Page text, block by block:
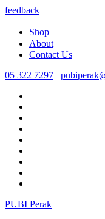
feedback
Shop
About
Contact Us
05 322 7297
PUBI Perak